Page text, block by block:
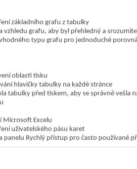
základního grafu z tabulky
vzhledu grafu, aby byl přehledný a
typu grafu pro jednoduché
oblasti tisku
hlavičky tabulky na každé stránce
tabulky před tiskem, aby se správně vešla
Microsoft Excelu
uživatelského pásu karet
panelu Rychlý přístup pro často používané